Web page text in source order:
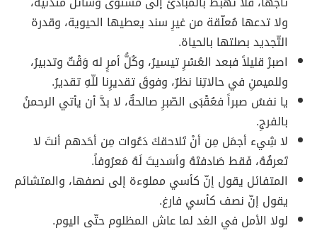
ولا تدعها مُعلّقة من غيرِ سند يعطيها الحيوية، وقدرة
التّجديد بصلتها بالحياة.
اصبرْ قليلاً فبعد العُسْرِ تيسيرُ، وكُلُّ أمرٍ له وَقْتٌ وتدبيرُ،
وللميمنِ في حالاتِنا نظرٌ، وفوقَ تقديرِنا للّهِ تقديرُ.
يا نفسُ صبراً فعُقْبَى الصّبرِ صالحةٌ، لا بدَّ أن يأتي الرحمنُ
بالفرجِ.
لا شِيء أجمَل مِن أنْ تَلاحقكَ دَعُوات مِن أحَدهم أنتَ لا
تَعرفُهُ، فَقط صَادفتَهُ وأسَديتَ لَهُ مَعرُوفاً.
المتفائل يقول إنّ كأسي مملوءة إلى نصفها، والمتشائم
يقول إنّ نصف كأسي فارغ.
لولا الأمل في الغد لما عاش المظلوم حتّى اليوم.